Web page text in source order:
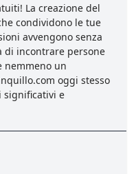
La creazione del
condividono le tue
avvengono senza
di incontrare persone
nemmeno un
oggi stesso
significativi e